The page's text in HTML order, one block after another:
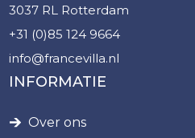
3037 RL Rotterdam
+31 (0)85 124 9664
info@francevilla.nl
INFORMATIE
Over ons